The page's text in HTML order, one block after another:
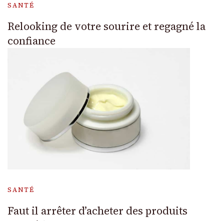
SANTÉ
Relooking de votre sourire et regagné la
confiance
SANTÉ
Faut il arrêter d’acheter des produits